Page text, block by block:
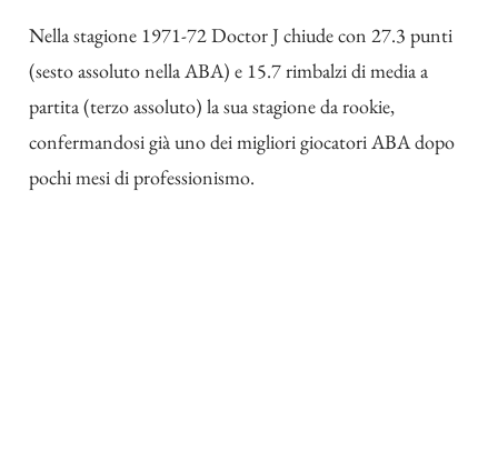
Nella stagione 1971-72 Doctor J chiude con 27.3 punti
(sesto assoluto nella ABA) e 15.7 rimbalzi di media a
partita (terzo assoluto) la sua stagione da rookie,
confermandosi già uno dei migliori giocatori ABA dopo
pochi mesi di professionismo.